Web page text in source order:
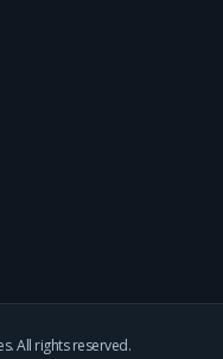
All rights reserved.